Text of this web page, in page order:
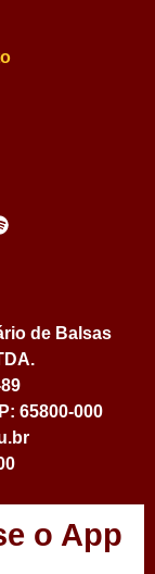
de Balsas
65800-000
o App